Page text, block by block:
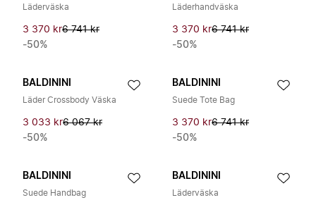
Läderväska
3 370 kr6 741 kr
-50%
Läderhandväska
3 370 kr6 741 kr
-50%
BALDININI
Läder Crossbody Väska
3 033 kr6 067 kr
-50%
BALDININI
Suede Tote Bag
3 370 kr6 741 kr
-50%
BALDININI
Suede Handbag
BALDININI
Läderväska